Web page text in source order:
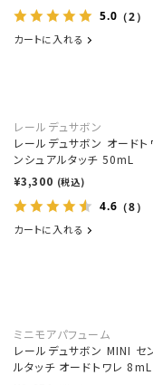
5.0 （2）
カートに入れる
レールデュサボン
レールデュサボン オードト
ンシュアルタッチ 50mL
¥3,300 (税込)
4.6 （8）
カートに入れる
ミニモアパフューム
レールデュサボン MINI セ
ルタッチ オードトワレ 8mL